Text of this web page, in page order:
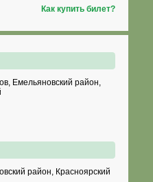
Как купить билет?
Емельяновский район,
район, Красноярский